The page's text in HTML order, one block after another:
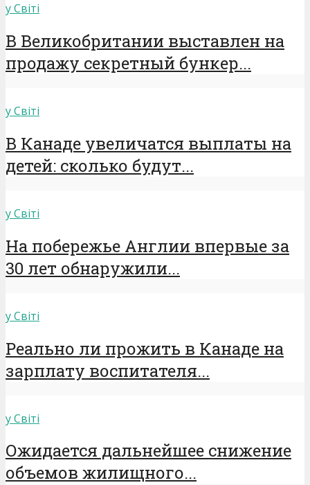
у Світі
В Великобритании выставлен на
продажу секретный бункер...
у Світі
В Канаде увеличатся выплаты на
детей: сколько будут...
у Світі
На побережье Англии впервые за
30 лет обнаружили...
у Світі
Реально ли прожить в Канаде на
зарплату воспитателя...
у Світі
Ожидается дальнейшее снижение
объемов жилищного...